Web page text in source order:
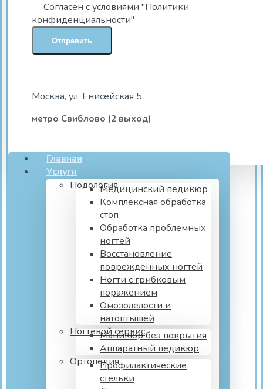
Согласен с условиями "Политики
конфиденциальности"
Москва, ул. Енисейская 5
метро Свиблово (2 выход)
Главная
Услуги
ПодологияМедицинский педикюр
Комплексная обработка
стоп
Обработка проблемных
ногтей
Восстановление
поврежденных ногтей
Ногти с грибковым
поражением
Омозолелости и
натоптышей
Ногтевой сервис
Маникюр без покрытия
Аппаратный педикюр
ОртопедияПрофилактические
стельки